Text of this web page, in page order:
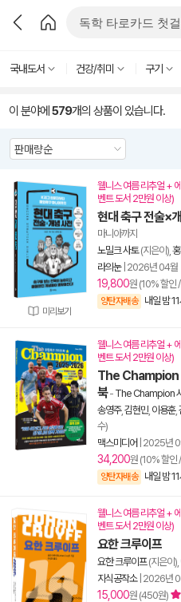
국내도서 건강/취미 구기
이 분야에 579개의 상품이 있습니다.
미리보기
웰니스 여름 리추얼 +
벤트 도서 2만원 이상)
현대 축구 전술×
마니아까지
노밀크 사토(지은이),
라의눈| 2026년 04월
19,800원 (10% 할인
양탄자배송 내일 밤 11
웰니스 여름 리추얼 +
벤트 도서 2만원 이상)
The Champion
북- The Champion
송영주, 김현민, 이용훈,
수)
맥스미디어 2025년
34,200원 (10% 할인
양탄자배송 내일 밤 11
웰니스 여름 리추얼 +
벤트 도서 2만원 이상)
요한 크루이프
요한 크루이프(지은이),
지식공작소| 2026년
15,000원 (450원)